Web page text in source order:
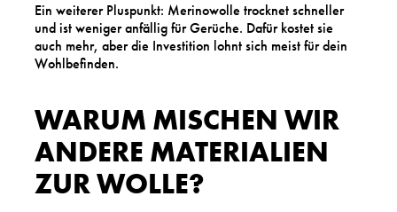
Ein weiterer Pluspunkt: Merinowolle trocknet schneller
und ist weniger anfällig für Gerüche. Dafür kostet sie
auch mehr, aber die Investition lohnt sich meist für dein
Wohlbefinden.
WARUM MISCHEN WIR
ANDERE MATERIALIEN
ZUR WOLLE?